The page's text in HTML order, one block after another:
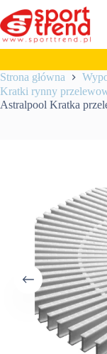
do
treści
Strona główna
Kratki rynny
Astralpool Kratka